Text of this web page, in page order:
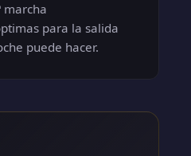
marcha
para la salida
puede hacer.